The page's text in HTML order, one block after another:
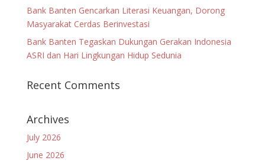
Bank Banten Gencarkan Literasi Keuangan, Dorong
Masyarakat Cerdas Berinvestasi
Bank Banten Tegaskan Dukungan Gerakan Indonesia
ASRI dan Hari Lingkungan Hidup Sedunia
Recent Comments
Archives
July 2026
June 2026